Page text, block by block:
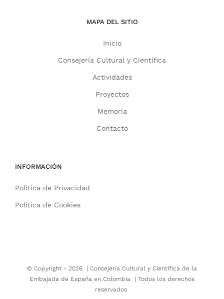
MAPA DEL SITIO
Inicio
Consejería Cultural y Científica
Actividades
Proyectos
Memoria
Contacto
INFORMACIÓN
Política de Privacidad
Política de Cookies
© Copyright - 2026 | Consejería Cultural y Científica de la
Embajada de España en Colombia | Todos los derechos
reservados